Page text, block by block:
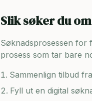
Slik søker du
Søknadsprosessen for
prosess som tar bare
Sammenlign tilbud
Fyll ut en digital